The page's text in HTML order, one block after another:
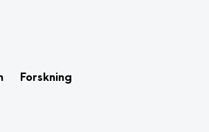
Forskning